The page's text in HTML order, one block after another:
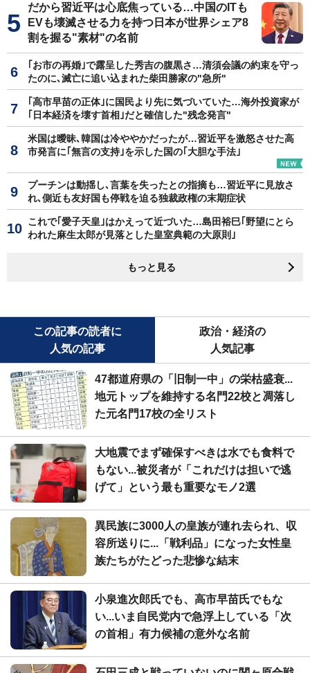
だから習近平は心底焦っている…中国のITも
EVも壊滅させる力を持つ日本が世界シェア8
割を握る"素材"の名前
｢お市の再婚｣で露呈した秀吉の腹黒さ…清須会議の約束を守っ
たのに､滅亡に追い込まれた柴田勝家の"急所"
｢高市早苗の正体｣に国民より先に気づいていた…海外投資家が
｢日本経済を壊す首相｣だと確信した"残念発言"
米国は曖昧､韓国は冷ややかだったが…習近平を激怒させた高
市発言に｢無言の支持｣を示した国の｢大胆な手法｣
プーチンは動揺し､言葉を失ったとの指摘も…習近平に見放さ
れ､側近も友好国も停戦を迫る独裁政権の末期症状
これで｢愛子天皇｣はかえって近づいた…島田裕巳｢野望にとら
われた麻生太郎が見落とした皇室典範の大原則｣
もっと見る
この記事の読者に
人気の記事
政治・経済の
人気記事
47都道府県の「旧制一中」の栄枯盛衰...
地元トップを維持する名門22校と凋落し
た元名門17校の全リスト
大地震でまず確保すべきは水でも食料で
もない...被災者が「これだけは担いで逃
げて」という最も重要なモノ2選
異民族に3000人の皇族が連れ去られ、収
容所送りに...「戦利品」になった女性皇
族たちがたどった悲惨な結末
小泉進次郎氏でも、高市早苗氏でもな
い...いま自民党内で急浮上している「次
の首相」有力候補の意外な名前